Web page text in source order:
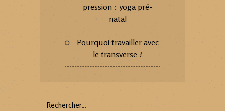
pression : yoga pré-
natal
Pourquoi travailler avec
le transverse ?